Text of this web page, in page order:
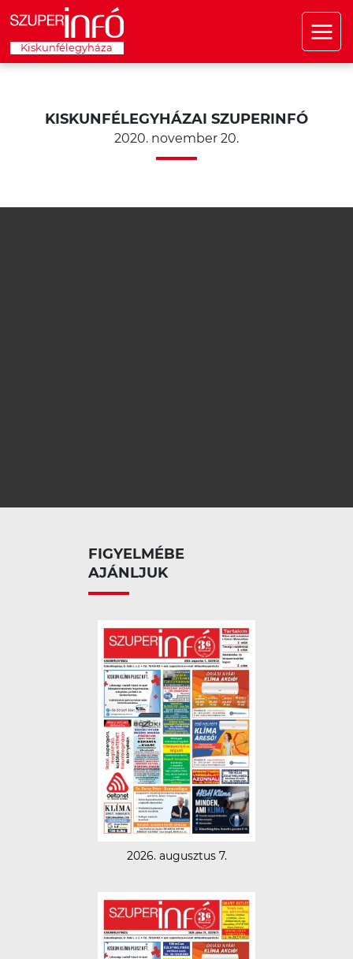
Kiskunfélegyháza
KISKUNFÉLEGYHÁZAI SZUPERINFÓ
2020. november 20.
FIGYELMÉBE
AJÁNLJUK
2026. augusztus 7.